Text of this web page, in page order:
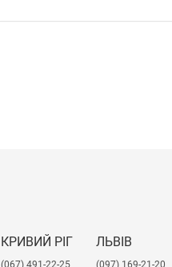
КРИВИЙ РІГ
(067) 491-22-25
ЛЬВІВ
​(097) 169-21-20